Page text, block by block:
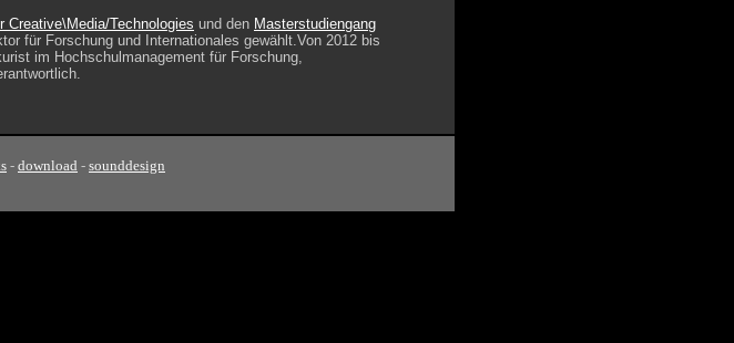
Creative\Media/Technologies und den Masterstudiengang
für Forschung und Internationales gewählt.Von 2012 bis
im Hochschulmanagement für Forschung,
- download - sounddesign